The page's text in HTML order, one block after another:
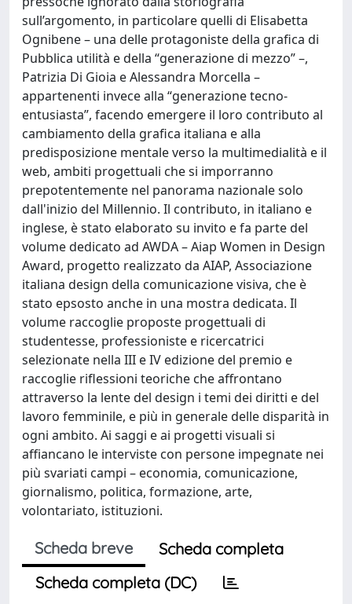
sull’argomento, in particolare quelli di Elisabetta
Ognibene – una delle protagoniste della grafica di
Pubblica utilità e della “generazione di mezzo” –,
Patrizia Di Gioia e Alessandra Morcella –
appartenenti invece alla “generazione tecno-
entusiasta”, facendo emergere il loro contributo al
cambiamento della grafica italiana e alla
predisposizione mentale verso la multimedialità e il
web, ambiti progettuali che si imporranno
prepotentemente nel panorama nazionale solo
dall'inizio del Millennio. Il contributo, in italiano e
inglese, è stato elaborato su invito e fa parte del
volume dedicato ad AWDA – Aiap Women in Design
Award, progetto realizzato da AIAP, Associazione
italiana design della comunicazione visiva, che è
stato epsosto anche in una mostra dedicata. Il
volume raccoglie proposte progettuali di
studentesse, professioniste e ricercatrici
selezionate nella III e IV edizione del premio e
raccoglie riflessioni teoriche che affrontano
attraverso la lente del design i temi dei diritti e del
lavoro femminile, e più in generale delle disparità in
ogni ambito. Ai saggi e ai progetti visuali si
affiancano le interviste con persone impegnate nei
più svariati campi – economia, comunicazione,
giornalismo, politica, formazione, arte,
volontariato, istituzioni.
Scheda breve
Scheda completa
Scheda completa (DC)